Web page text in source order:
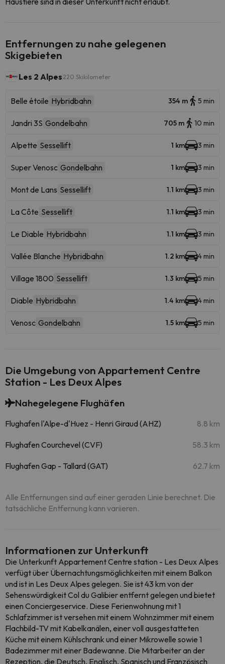
Entfernungen zu nahe gelegenen
Skigebieten
Les 2 Alpes 220 Skikilometer
Belle étoile Hybridbahn 354 m 5 min
Jandri 3S Gondelbahn 705 m 10 min
Alpette Sessellift 1 km 3 min
Super Venosc Gondelbahn 1 km 3 min
Mont de Lans Sessellift 1.1 km 3 min
La Côte Sessellift 1.1 km 3 min
Le Diable Hybridbahn 1.1 km 3 min
Vallée Blanche Hybridbahn 1.2 km 4 min
Village 1800 Sessellift 1.3 km 5 min
Diable Hybridbahn 1.4 km 4 min
Venosc Gondelbahn 1.5 km 5 min
Die Umgebung von Appartement Centre
Station - Les Deux Alpes
Nahegelegene Flughäfen
Flughafen l'Alpe-d'Huez - Henri Giraud (AHZ) 8.8 km
Flughafen Courchevel (CVF) 58.3 km
Flughafen Gap - Tallard (GAT) 62.7 km
Alle Entfernungen sind auf einer geraden Linie berechnet. Die
tatsächliche Entfernung kann variieren.
Informationen zur Unterkunft
Die Unterkunft Appartement Centre station - Les Deux Alpes
verfügt über Übernachtungsmöglichkeiten mit einem Balkon
und ist in Les Deux Alpes gelegen. Sie ist 43 km von der
Sehenswürdigkeit Col du Galibier entfernt gelegen und bietet
einen Conciergeservice. Diese Ferienwohnung mit 1
Schlafzimmer ist versehen mit einem Wohnzimmer mit einem
Flachbild-TV mit Kabelkanälen, einer voll ausgestatteten
Küche mit einem Kühlschrank und einer Mikrowelle sowie 1
Badezimmer mit einer Badewanne. Die Mitarbeiter an der
Rezeption, die Deutsch, Englisch, Spanisch und Französisch